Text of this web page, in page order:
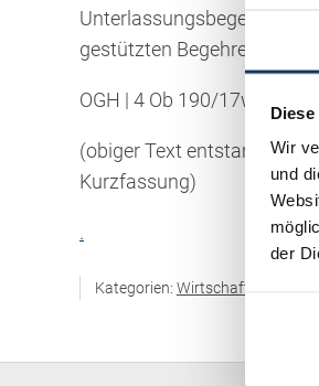
Wir
und
der
Unterlassungsbegehren
gestützten Begehren.
OGH | 4 Ob 190/17w
(obiger Text entstammt
Kurzfassung)
.
Kategorien: Wirtschaftsrecht /